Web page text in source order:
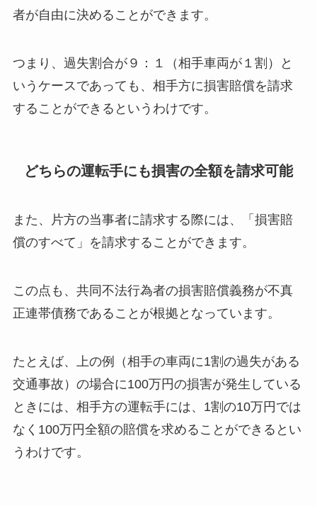
者が自由に決めることができます。
つまり、過失割合が９：１（相手車両が１割）と
いうケースであっても、相手方に損害賠償を請求
することができるというわけです。
どちらの運転手にも損害の全額を請求可能
また、片方の当事者に請求する際には、
「損害賠
償のすべて」を請求することができます。
この点も、共同不法行為者の損害賠償義務が不真
正連帯債務であることが根拠となっています。
たとえば、上の例（相手の車両に1割の過失がある
交通事故）の場合に100万円の損害が発生している
ときには、相手方の運転手には、1割の10万円では
なく100万円全額の賠償を求めることができるとい
うわけです。